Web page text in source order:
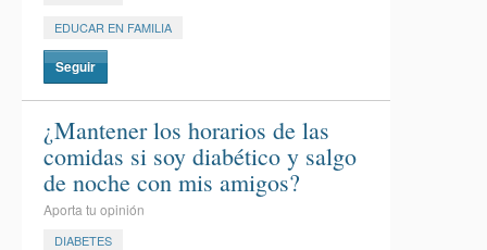
EDUCAR EN FAMILIA
Seguir
¿Mantener los horarios de las
comidas si soy diabético y salgo
de noche con mis amigos?
Aporta tu opinión
DIABETES